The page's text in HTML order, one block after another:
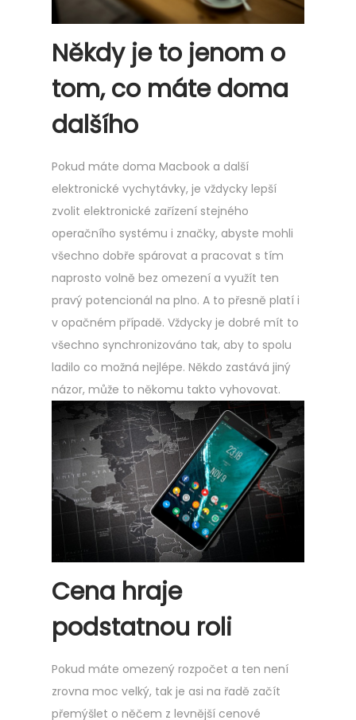
Někdy je to jenom o
tom, co máte doma
dalšího
Pokud máte doma Macbook a další
elektronické vychytávky, je vždycky lepší
zvolit elektronické zařízení stejného
operačního systému i značky, abyste mohli
všechno dobře spárovat a pracovat s tím
naprosto volně bez omezení a využít ten
pravý potencionál na plno. A to přesně platí i
v opačném případě. Vždycky je dobré mít to
všechno synchronizováno tak, aby to spolu
ladilo co možná nejlépe. Někdo zastává jiný
názor, může to někomu takto vyhovovat.
Cena hraje
podstatnou roli
Pokud máte omezený rozpočet a ten není
zrovna moc velký, tak je asi na řadě začít
přemýšlet o něčem z levnější cenové